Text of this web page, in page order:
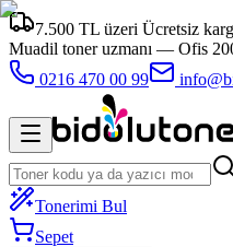
7.500 TL üzeri Ücretsiz
Muadil toner uzmanı — Ofis
0216 470 00 99
Tonerimi Bul
Sepet